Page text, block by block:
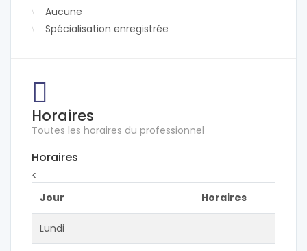
Aucune
Spécialisation enregistrée
Horaires
Toutes les horaires du professionnel
Horaires
<
Jour
Horaires
Lundi